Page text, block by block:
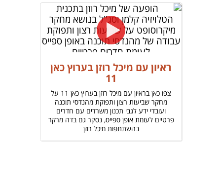
ראיון עם מיכל רוזן בערוץ כאן
11
צפו כאן בראיון עם מיכל רוזן בערוץ כאן 11 על
מחקר שביעות רצון ותפוקת מהנדסי תוכנה
ועובדי ידע לגבי תכנון משרדים עם חדרים
פרטיים לעומת אופן ספייס, נסקר גם בדה מרקר
בהשתתפות מיכל רוזן